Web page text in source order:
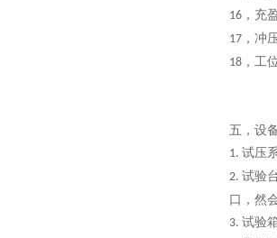
16 ，充
17 ，冲
18 ，工
五， 设
1. 试压
2. 试验
口，然
3. 试验